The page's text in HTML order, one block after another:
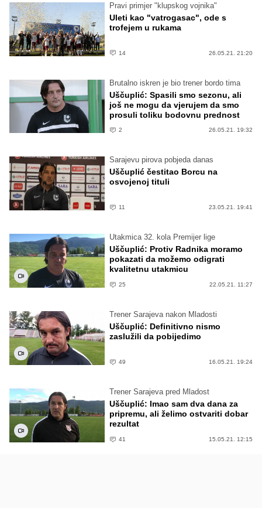
Pravi primjer "klupskog vojnika"
Uleti kao "vatrogasac", ode s
trofejem u rukama
14 26.05.21. 21:20
Brutalno iskren je bio trener bordo tima
Uščuplić: Spasili smo sezonu, ali
još ne mogu da vjerujem da smo
prosuli toliku bodovnu prednost
2 26.05.21. 19:32
Sarajevu pirova pobjeda danas
Uščuplić čestitao Borcu na
osvojenoj tituli
11 23.05.21. 19:41
Utakmica 32. kola Premijer lige
Uščuplić: Protiv Radnika moramo
pokazati da možemo odigrati
kvalitetnu utakmicu
25 22.05.21. 11:27
Trener Sarajeva nakon Mladosti
Uščuplić: Definitivno nismo
zaslužili da pobijedimo
49 16.05.21. 19:24
Trener Sarajeva pred Mladost
Uščuplić: Imao sam dva dana za
pripremu, ali želimo ostvariti dobar
rezultat
41 15.05.21. 12:15